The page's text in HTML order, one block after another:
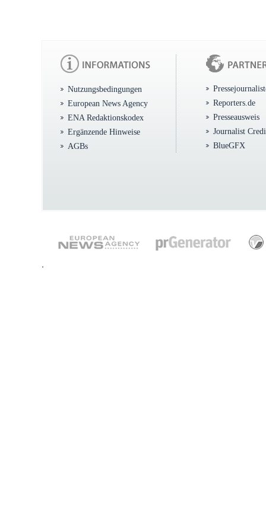
Nutzungsbedingungen
European News Agency
ENA Redaktionskodex
Ergänzende Hinweise
AGBs
Reporters.de
Presseausweis
Journalist
BlueGFX
.